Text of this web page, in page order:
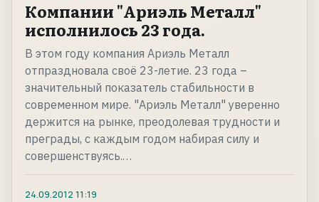
Компании "Ариэль Металл"
исполнилось 23 года.
В этом году компания Ариэль Металл
отпраздновала своё 23-летие. 23 года –
значительный показатель стабильности в
современном мире. "Ариэль Металл" уверенно
держится на рынке, преодолевая трудности и
преграды, с каждым годом набирая силу и
совершенствуясь.…
24.09.2012 11:19